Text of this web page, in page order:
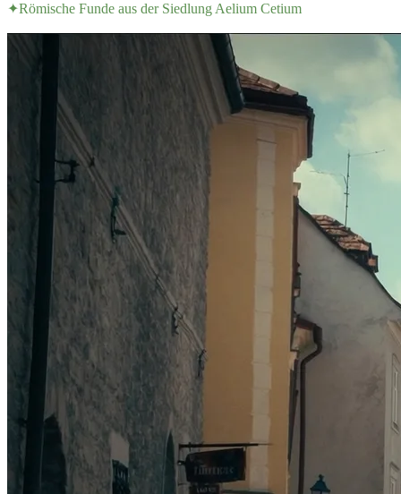
✦Römische Funde aus der Siedlung Aelium Cetium